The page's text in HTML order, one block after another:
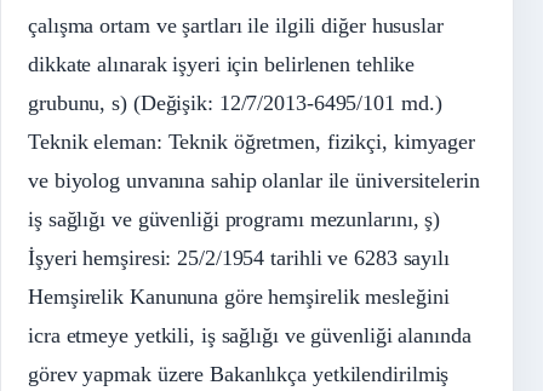
çalışma ortam ve şartları ile ilgili diğer hususlar
dikkate alınarak işyeri için belirlenen tehlike
grubunu, s) (Değişik: 12/7/2013-6495/101 md.)
Teknik eleman: Teknik öğretmen, fizikçi, kimyager
ve biyolog unvanına sahip olanlar ile üniversitelerin
iş sağlığı ve güvenliği programı mezunlarını, ş)
İşyeri hemşiresi: 25/2/1954 tarihli ve 6283 sayılı
Hemşirelik Kanununa göre hemşirelik mesleğini
icra etmeye yetkili, iş sağlığı ve güvenliği alanında
görev yapmak üzere Bakanlıkça yetkilendirilmiş